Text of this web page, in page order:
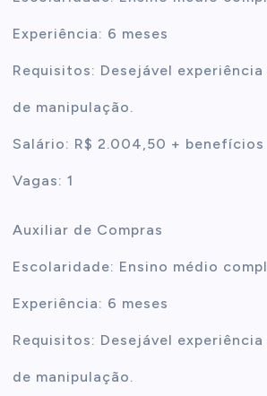
Experiência: 6 meses
Requisitos: Desejável
de manipulação.
Salário: R$ 2.004,50 + benefícios
Vagas: 1
Auxiliar de Compras
Escolaridade: Ensino médio
Experiência: 6 meses
Requisitos: Desejável
de manipulação.